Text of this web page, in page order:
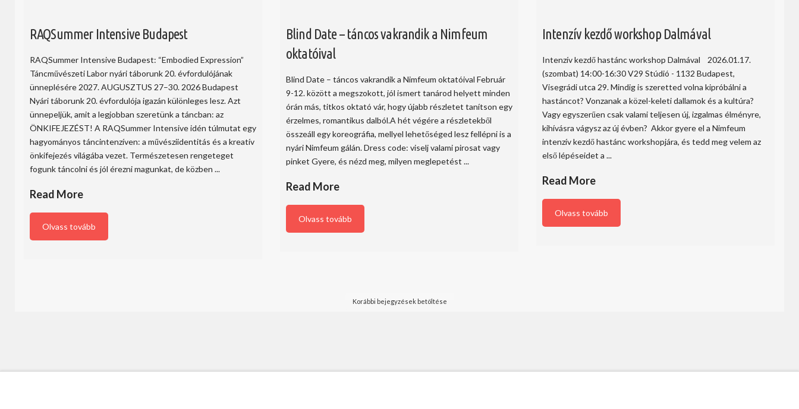
RAQSummer Intensive Budapest
RAQSummer Intensive Budapest: “Embodied Expression”
Táncművészeti Labor nyári táborunk 20. évfordulójának
ünneplésére 2027. AUGUSZTUS 27–30. 2026 Budapest
Nyári táborunk 20. évfordulója igazán különleges lesz. Azt
ünnepeljük, amit a legjobban szeretünk a táncban: az
ÖNKIFEJEZÉST! A RAQSummer Intensive idén túlmutat egy
hagyományos táncintenzíven: a művésziidentitás és a kreatív
önkifejezés világába vezet. Természetesen rengeteget
fogunk táncolni és jól érezni magunkat, de közben ...
Read More
Olvass tovább
Blind Date – táncos vakrandik a Nimfeum
oktatóival
Blind Date – táncos vakrandik a Nimfeum oktatóival Február
9-12. között a megszokott, jól ismert tanárod helyett minden
órán más, titkos oktató vár, hogy újabb részletet tanítson egy
érzelmes, romantikus dalból.A hét végére a részletekből
összeáll egy koreográfia, mellyel lehetőséged lesz fellépni is a
nyári Nimfeum gálán. Dress code: viselj valami pirosat vagy
pinket Gyere, és nézd meg, milyen meglepetést ...
Read More
Olvass tovább
Intenzív kezdő workshop Dalmával
Intenzív kezdő hastánc workshop Dalmával 2026.01.17.
(szombat) 14:00-16:30 V29 Stúdió - 1132 Budapest,
Visegrádi utca 29. Mindig is szeretted volna kipróbálni a
hastáncot? Vonzanak a közel-keleti dallamok és a kultúra?
Vagy egyszerűen csak valami teljesen új, izgalmas élményre,
kihívásra vágysz az új évben? Akkor gyere el a Nimfeum
intenzív kezdő hastánc workshopjára, és tedd meg velem az
első lépéseidet a ...
Read More
Olvass tovább
Korábbi bejegyzések betöltése